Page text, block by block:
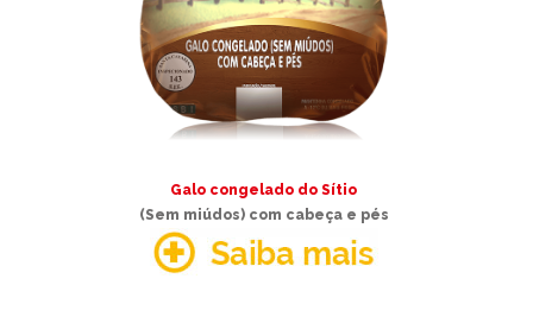
Galo congelado do Sítio
(Sem miúdos) com cabeça e pés